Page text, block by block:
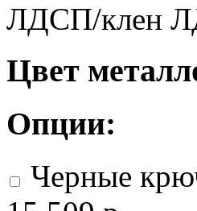
ЛДСП/клен
Цвет
Опции:
Черные